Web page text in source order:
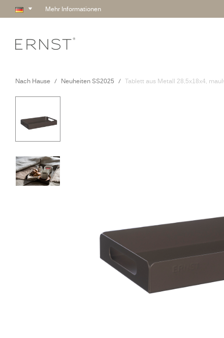
Mehr Informationen
Nach Hause Neuheiten SS2025 Tablett aus Metall 28,5x18x4,